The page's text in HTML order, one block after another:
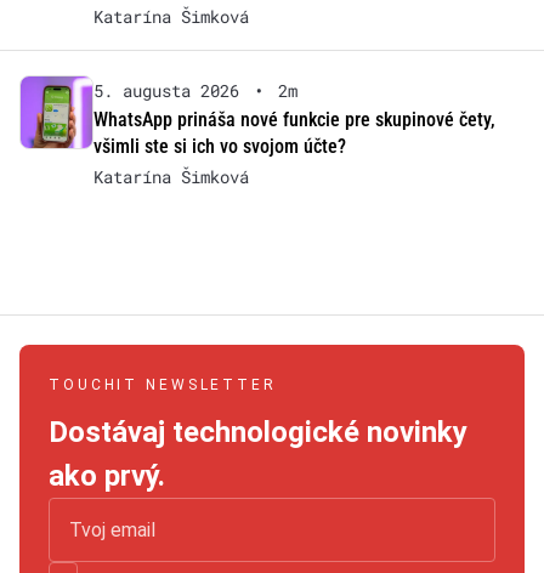
Katarína Šimková
5. augusta 2026 •
2m
WhatsApp prináša nové funkcie pre skupinové čety,
všimli ste si ich vo svojom účte?
Katarína Šimková
TOUCHIT NEWSLETTER
Dostávaj technologické novinky
ako prvý.